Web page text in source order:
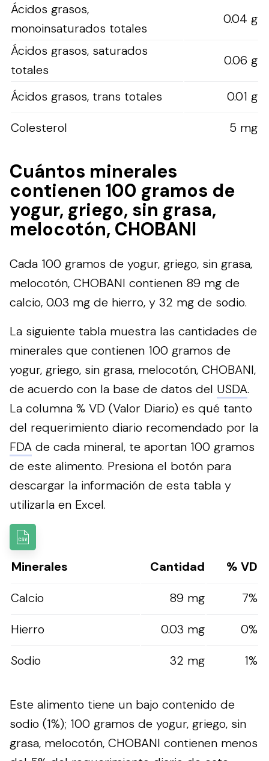
Ácidos grasos,
monoinsaturados totales
0.04 g
Ácidos grasos, saturados
totales
0.06 g
Ácidos grasos, trans totales
0.01 g
Colesterol
5 mg
Cuántos minerales
contienen 100 gramos de
yogur, griego, sin grasa,
melocotón, CHOBANI
Cada 100 gramos de yogur, griego, sin grasa,
melocotón, CHOBANI contienen 89 mg de
calcio, 0.03 mg de hierro, y 32 mg de sodio.
La siguiente tabla muestra las cantidades de
minerales que contienen 100 gramos de
yogur, griego, sin grasa, melocotón, CHOBANI,
de acuerdo con la base de datos del USDA.
La columna % VD (Valor Diario) es qué tanto
del requerimiento diario recomendado por la
FDA de cada mineral, te aportan 100 gramos
de este alimento. Presiona el botón para
descargar la información de esta tabla y
utilizarla en Excel.
Minerales Cantidad
% VD
Calcio
89 mg
7%
Hierro
0.03 mg
0%
Sodio
32 mg 1%
Este alimento tiene un bajo contenido de
sodio (1%); 100 gramos de yogur, griego, sin
grasa, melocotón, CHOBANI contienen menos